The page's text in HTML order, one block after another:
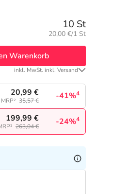
10 St
Grundpreis:
20,00 €/1 St
Warenkorb
inkl. MwSt. inkl. Versand
20,99 €
MRP² 35,57 € -41%4
199,99 €
263,04 € -24%4